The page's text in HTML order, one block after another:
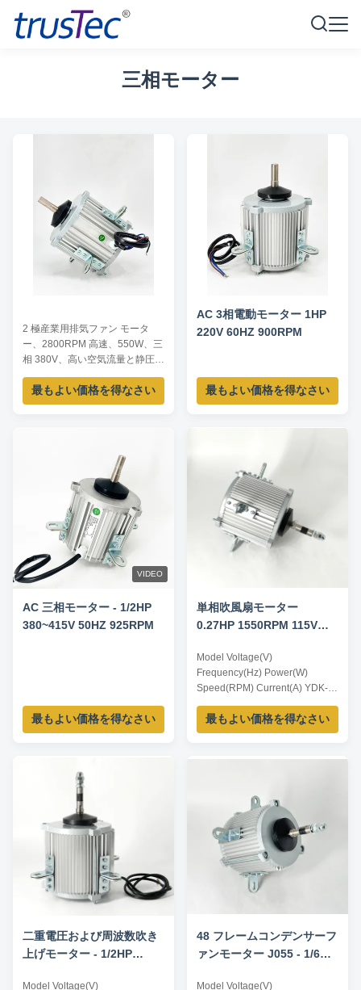
三相モーター
2 極産業用排気ファン モータ
ー、2800RPM 高速、550W、三
相 380V、高い空気流量と静圧能
力を必要とする工場および産業
用換気用に設計されています。
最もよい価格を得なさい
AC 3相電動モーター 1HP
220V 60HZ 900RPM
最もよい価格を得なさい
VIDEO
AC 三相モーター - 1/2HP
380~415V 50HZ 925RPM
最もよい価格を得なさい
単相吹風扇モーター
0.27HP 1550RPM 115V
Model Voltage(V)
Frequency(Hz) Power(W)
Speed(RPM) Current(A) YDK-
60-4 380 50 60 1400 0.3 YDK-
125-4 380 50 125 1400 0.5
YDK-150-4 380 50 150 1400
最もよい価格を得なさい
二重電圧および周波数吹き
上げモーター - 1/2HP
Model Voltage(V)
48 フレームコンデンサーフ
ァンモーター J055 - 1/6HP
Model Voltage(V)